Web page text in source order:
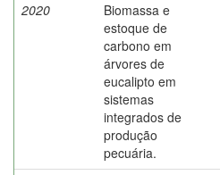
2020
Biomassa e
estoque de
carbono em
árvores de
eucalipto em
sistemas
integrados de
produção
pecuária.